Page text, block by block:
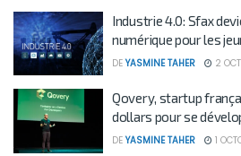
Industrie 4.0: Sfax
numérique pour les
DE YASMINE TAHER 2
Qovery, startup
dollars pour se
DE YASMINE TAHER 1